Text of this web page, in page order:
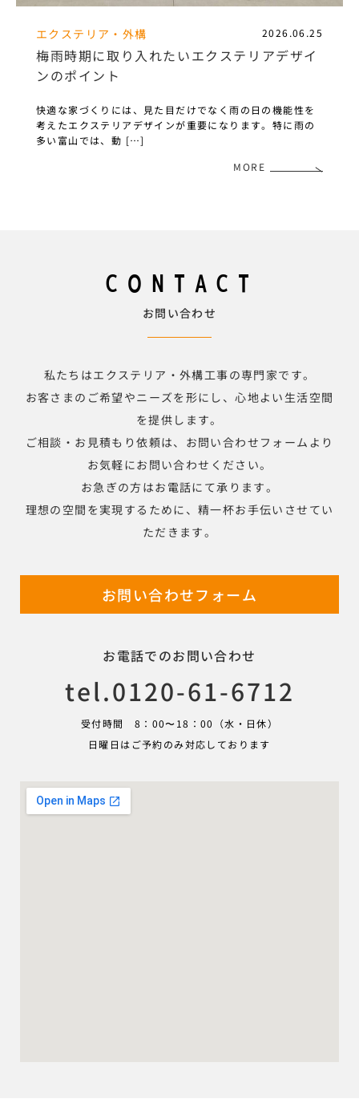
エクステリア・外構 2026.06.25
梅雨時期に取り入れたいエクステリアデザイ
ンのポイント
快適な家づくりには、見た目だけでなく雨の日の機能性を
考えたエクステリアデザインが重要になります。特に雨の
多い富山では、動 […]
MORE
CONTACT
お問い合わせ
私たちはエクステリア・外構工事の専門家です。
お客さまのご希望やニーズを形にし、心地よい生活空間
を提供します。
ご相談・お見積もり依頼は、お問い合わせフォームより
お気軽にお問い合わせください。
お急ぎの方はお電話にて承ります。
理想の空間を実現するために、精一杯お手伝いさせてい
ただきます。
お問い合わせフォーム
お電話でのお問い合わせ
tel.0120-61-6712
受付時間 8：00〜18：00（水・日休）
日曜日はご予約のみ対応しております